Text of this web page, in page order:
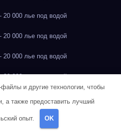
000 лье под водой
000 лье под водой
000 лье под водой
000 лье под водой
000 лье под водой
файлы и другие технологии, чтобы
а также предоставить лучший
опыт. OK